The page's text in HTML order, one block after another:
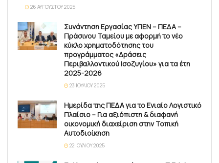
26 ΑΥΓΟΎΣΤΟΥ 2025
Συνάντηση Εργασίας ΥΠΕΝ – ΠΕΔΑ –
Πράσινου Ταμείου με αφορμή το νέο
κύκλο χρηματοδότησης του
προγράμματος «Δράσεις
Περιβαλλοντικού Ισοζυγίου» για τα έτη
2025-2026
23 ΙΟΥΛΊΟΥ 2025
Ημερίδα της ΠΕΔΑ για το Ενιαίο Λογιστικό
Πλαίσιο – Για αξιόπιστη & διαφανή
οικονομική διαχείριση στην Τοπική
Αυτοδιοίκηση
22 ΙΟΥΛΊΟΥ 2025